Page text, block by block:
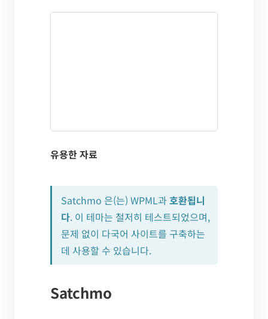
유용한 자료
Satchmo 은(는) WPML과호환됩니
다. 이 테마는 철저히 테스트되었으며,
문제 없이 다국어 사이트를 구축하는
데 사용할 수 있습니다.
Satchmo